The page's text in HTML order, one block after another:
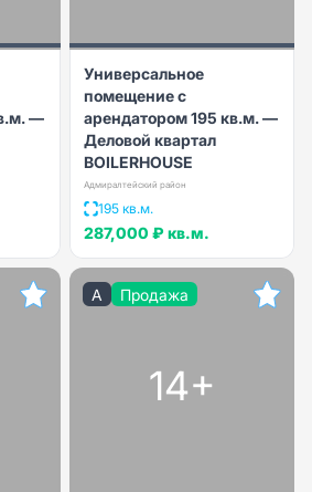
—
Универсальное
помещение с
арендатором 195 кв.м. —
Деловой квартал
BOILERHOUSE
Адмиралтейский район
195 кв.м.
287,000 ₽ кв.м.
A Продажа
14+